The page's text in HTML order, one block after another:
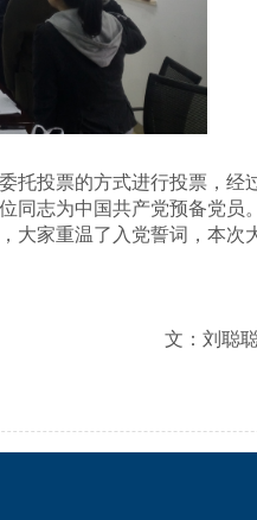
托投票的方式进行投票，经
同志为中国共产党预备党员
， 大家重温了 入党誓词，本次
文：刘聪